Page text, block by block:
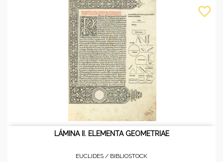
LÁMINA II. ELEMENTA GEOMETRIAE
EUCLIDES / BIBLIOSTOCK
favorite_border